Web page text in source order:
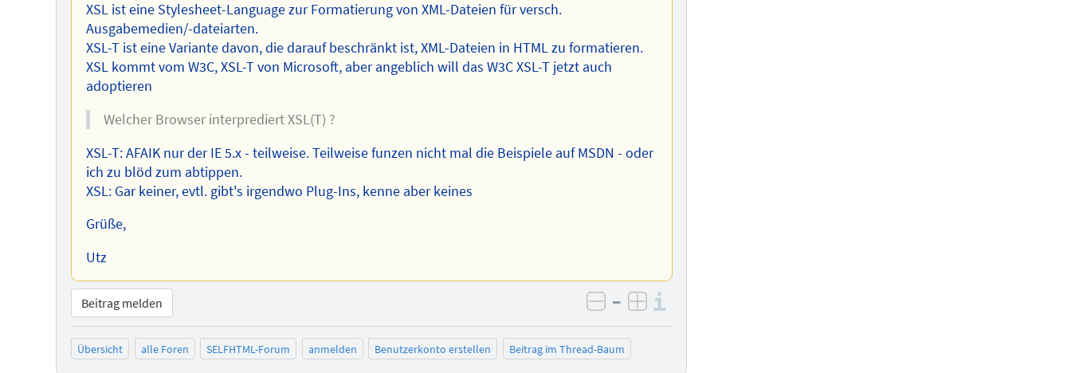
XSL ist eine Stylesheet-Language zur Formatierung von XML-Dateien für versch.
Ausgabemedien/-dateiarten.
XSL-T ist eine Variante davon, die darauf beschränkt ist, XML-Dateien in HTML zu formatieren.
XSL kommt vom W3C, XSL-T von Microsoft, aber angeblich will das W3C XSL-T jetzt auch
adoptieren
Welcher Browser interprediert XSL(T) ?
XSL-T: AFAIK nur der IE 5.x - teilweise. Teilweise funzen nicht mal die Beispiele auf MSDN - oder
ich zu blöd zum abtippen.
XSL: Gar keiner, evtl. gibt's irgendwo Plug-Ins, kenne aber keines
Grüße,
Utz
Beitrag melden negativ bewerten
– positiv bewerten
Übersicht alle Foren SELFHTML-Forum anmelden Benutzerkonto erstellen Beitrag im Thread-Baum